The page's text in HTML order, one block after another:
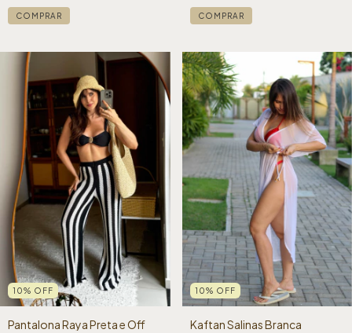
COMPRAR COMPRAR
10% OFF
Pantalona Raya Preta e Off
10% OFF
Kaftan Salinas Branca